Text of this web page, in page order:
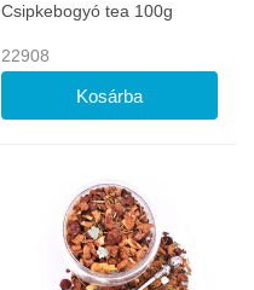
Csipkebogyó tea 100g
22908